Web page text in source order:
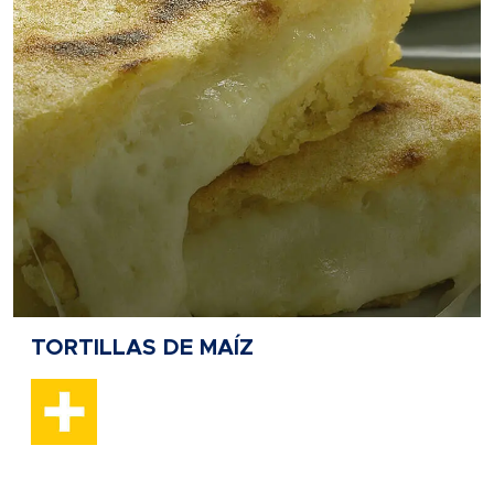
TORTILLAS DE MAÍZ